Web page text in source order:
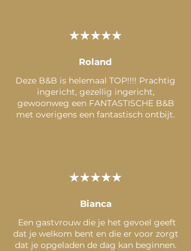
Roland
Deze B&B is helemaal TOP!!!! Prachtig
ingericht, gezellig ingericht,
gewoonweg een FANTASTISCHE B&B
met overigens een fantastisch ontbijt.
Bianca
Een gastvrouw die je het gevoel geeft
dat je welkom bent en die er voor zorgt
dat je opgeladen de dag kan beginnen.